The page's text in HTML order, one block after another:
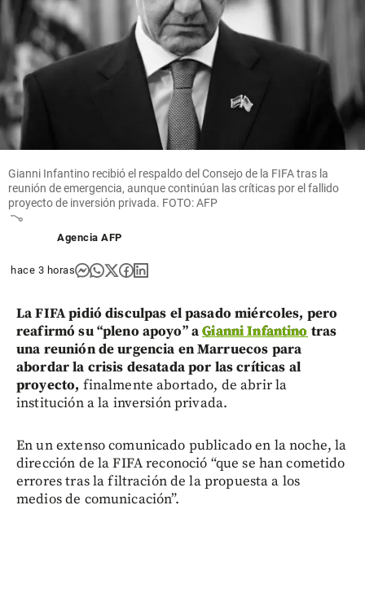
share
Editoriales
¿La
Aerocivil
sin piloto?
share
Gianni Infantino recibió el respaldo del Consejo de la FIFA tras la
reunión de emergencia, aunque continúan las críticas por el fallido
proyecto de inversión privada. FOTO: AFP
Agencia AFP
hace 3 horas
La FIFA pidió disculpas el pasado miércoles, pero
reafirmó su “pleno apoyo” aGianni Infantino tras
una reunión de urgencia en Marruecos para
abordar la crisis desatada por las críticas al
proyecto, finalmente abortado, de abrir la
institución a la inversión privada.
En un extenso comunicado publicado en la noche, la
dirección de la FIFA reconoció “que se han cometido
errores tras la filtración de la propuesta a los
medios de comunicación”.